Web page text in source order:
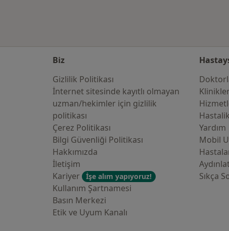
Biz
Gizlilik Politikası
İnternet sitesinde kayıtlı olmayan
uzman/hekimler i̇çin gizlilik
politikası
Çerez Politikası
Bilgi Güvenliği Politikası
Hakkımızda
İletişim
Kariyer
İşe alım yapıyoruz!
Kullanım Şartnamesi
Basın Merkezi
Etik ve Uyum Kanalı
Klinikler
Yardım
Mobil
Sıkça